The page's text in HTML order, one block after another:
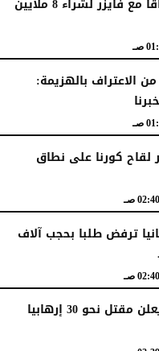
إسرائيل توقع اتفاقا مع فايزر لشراء 8 ملايين
صـ
الاعتراف بالهزيمة:
صـ
لقاح كورنا على نطاق
02:40 صـ
ترفض طلبا بحجب آلاف
02:40 صـ
الجيش الفرنسي يعلن مقتل نحو 30 إرهابيا